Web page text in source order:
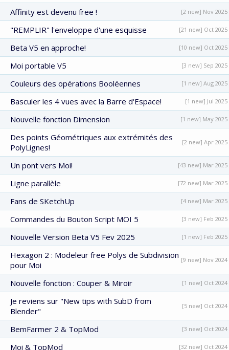
Affinity est devenu free ! [2 new] Nov 2025
"REMPLIR" l'enveloppe d'une esquisse [21 new] Oct 2025
Beta V5 en approche! [10 new] Oct 2025
Moi portable V5 [3 new] Sep 2025
Couleurs des opérations Booléennes [1 new] Aug 2025
Basculer les 4 vues avec la Barre d'Espace! [1 new] Jul 2025
Nouvelle fonction Dimension [1 new] May 2025
Des points Géométriques aux extrémités des
PolyLignes!
[2 new] Apr 2025
Un pont vers Moi! [43 new] Mar 2025
Ligne parallèle [72 new] Mar 2025
Fans de SKetchUp [4 new] Mar 2025
Commandes du Bouton Script MOI 5 [3 new] Feb 2025
Nouvelle Version Beta V5 Fev 2025 [1 new] Feb 2025
Hexagon 2 : Modeleur free Polys de Subdivision
pour Moi
[9 new] Nov 2024
Nouvelle fonction : Couper & Miroir [1 new] Oct 2024
Je reviens sur "New tips with SubD from
Blender"
[5 new] Oct 2024
BemFarmer 2 & TopMod [3 new] Oct 2024
Moi & TopMod [32 new] Oct 2024